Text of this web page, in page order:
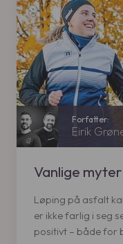
v
a
r
:
3
9
9
k
r
.
:
3
4
9
k
r
.
Vanlige
Eirik
Løping på asfalt
er ikke farlig i seg
positivt – både for